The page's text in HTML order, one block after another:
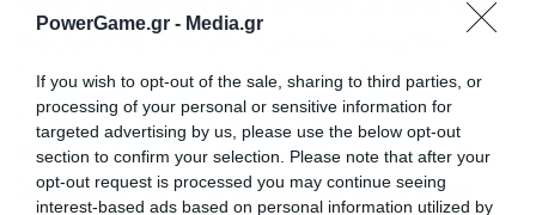
PowerGame.gr - Media.gr
If you wish to opt-out of the sale, sharing to third parties, or
processing of your personal or sensitive information for
targeted advertising by us, please use the below opt-out
section to confirm your selection. Please note that after your
opt-out request is processed you may continue seeing
interest-based ads based on personal information utilized by
Ηχηρή η παρουσία της διοίκησης, με τους τρεις
Γιαννακλή, Κώστα Βασιλείου- να δίνουν το
«παρών» και τον πρόεδρο της Τράπεζας, Γ.
Ζαννιά, να μην ξεχνά ότι προημερών ήταν 30
Οκτωβρίου και να μεταβαίνει σε σχολείο στο